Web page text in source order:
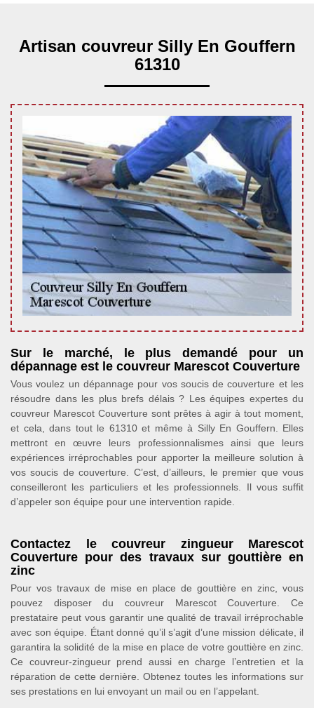
Artisan couvreur Silly En Gouffern
61310
Sur le marché, le plus demandé pour un
dépannage est le couvreur Marescot Couverture
Vous voulez un dépannage pour vos soucis de couverture et les
résoudre dans les plus brefs délais ? Les équipes expertes du
couvreur Marescot Couverture sont prêtes à agir à tout moment,
et cela, dans tout le 61310 et même à Silly En Gouffern. Elles
mettront en œuvre leurs professionnalismes ainsi que leurs
expériences irréprochables pour apporter la meilleure solution à
vos soucis de couverture. C’est, d’ailleurs, le premier que vous
conseilleront les particuliers et les professionnels. Il vous suffit
d’appeler son équipe pour une intervention rapide.
Contactez le couvreur zingueur Marescot
Couverture pour des travaux sur gouttière en
zinc
Pour vos travaux de mise en place de gouttière en zinc, vous
pouvez disposer du couvreur Marescot Couverture. Ce
prestataire peut vous garantir une qualité de travail irréprochable
avec son équipe. Étant donné qu’il s’agit d’une mission délicate, il
garantira la solidité de la mise en place de votre gouttière en zinc.
Ce couvreur-zingueur prend aussi en charge l’entretien et la
réparation de cette dernière. Obtenez toutes les informations sur
ses prestations en lui envoyant un mail ou en l’appelant.